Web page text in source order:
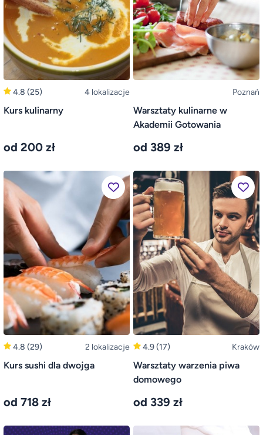
4.8 (25) 4 lokalizacje
Kurs kulinarny
od 200 zł
Poznań
Warsztaty kulinarne w
Akademii Gotowania
od 389 zł
4.8 (29) 2 lokalizacje
Kurs sushi dla dwojga
od 718 zł
4.9(17) Kraków
Warsztaty warzenia piwa
domowego
od 339 zł